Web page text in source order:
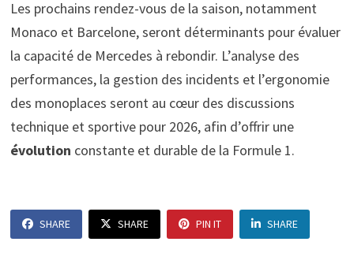
Les prochains rendez-vous de la saison, notamment
Monaco et Barcelone, seront déterminants pour évaluer
la capacité de Mercedes à rebondir. L’analyse des
performances, la gestion des incidents et l’ergonomie
des monoplaces seront au cœur des discussions
technique et sportive pour 2026, afin d’offrir une
évolution constante et durable de la Formule 1.
SHARE SHARE PIN IT SHARE